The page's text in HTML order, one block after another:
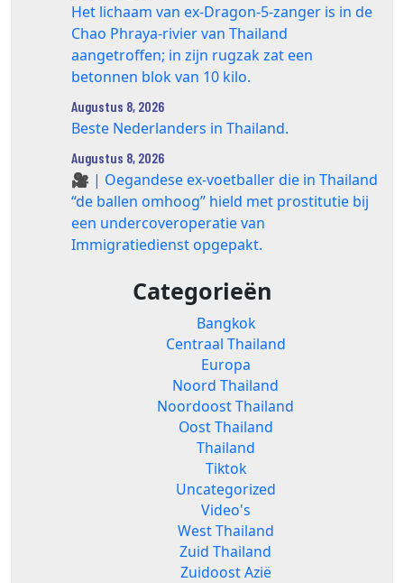
Het lichaam van ex-Dragon‑5‑zanger is in de
Chao Phraya‑rivier van Thailand
aangetroffen; in zijn rugzak zat een
betonnen blok van 10 kilo.
Augustus 8, 2026
Beste Nederlanders in Thailand.
Augustus 8, 2026
🎥 | Oegandese ex-voetballer die in Thailand
“de ballen omhoog” hield met prostitutie bij
een undercoveroperatie van
Immigratiedienst opgepakt.
Categorieën
Bangkok
Centraal Thailand
Europa
Noord Thailand
Noordoost Thailand
Oost Thailand
Thailand
Tiktok
Uncategorized
Video's
West Thailand
Zuid Thailand
Zuidoost Azië